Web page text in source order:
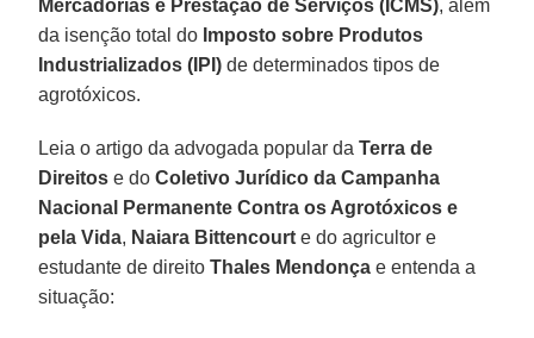
Mercadorias e Prestação de Serviços (ICMS), além
da isenção total do Imposto sobre Produtos
Industrializados (IPI) de determinados tipos de
agrotóxicos.
Leia o artigo da advogada popular daTerra de
Direitos e doColetivo Jurídico da Campanha
Nacional Permanente Contra os Agrotóxicos e
pela Vida, Naiara Bittencourt e do agricultor e
estudante de direitoThales Mendonça e entenda a
situação: